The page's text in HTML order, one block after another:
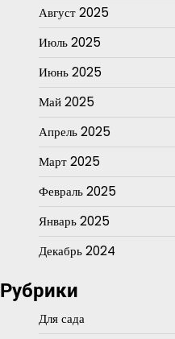
Август 2025
Июль 2025
Июнь 2025
Май 2025
Апрель 2025
Март 2025
Февраль 2025
Январь 2025
Декабрь 2024
Рубрики
Для сада